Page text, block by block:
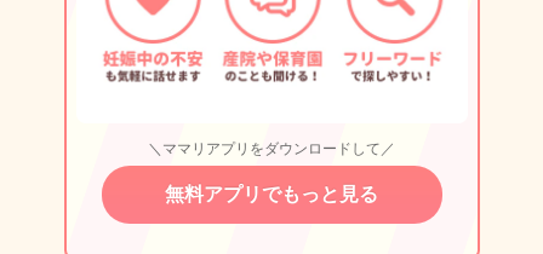
＼ママリアプリをダウンロードして／
無料アプリでもっと見る